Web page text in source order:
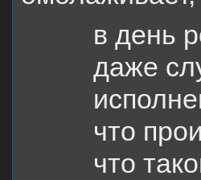
в день
даже
что
что